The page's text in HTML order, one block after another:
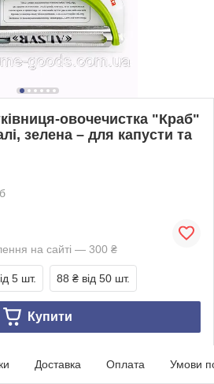
овочечистка "Краб"
зелена – для капусти та
на сайті — 300 ₴
5 шт. 88 ₴ від 50 шт.
Купити
Доставка Оплата Умови